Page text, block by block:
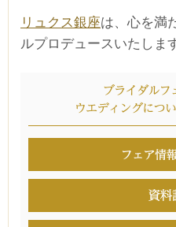
リュクス銀座は、心を満
ルプロデュースいたしま